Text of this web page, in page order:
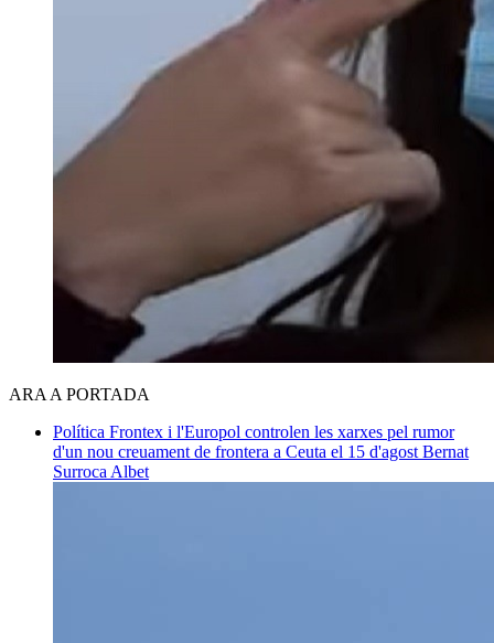
ARA A PORTADA
Política Frontex i l'Europol controlen les xarxes pel rumor
d'un nou creuament de frontera a Ceuta el 15 d'agost Bernat
Surroca Albet